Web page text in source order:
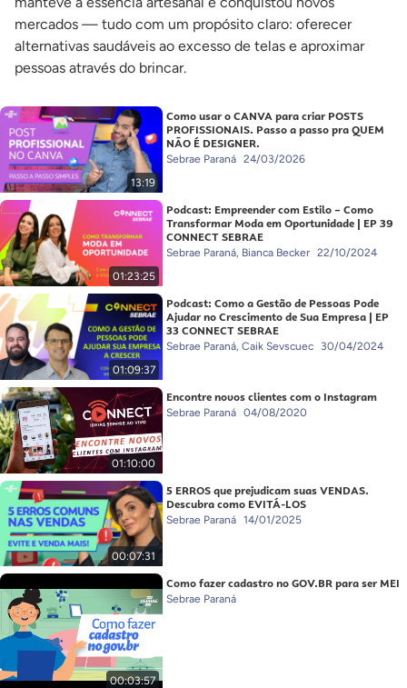
mercados — tudo com um propósito claro: oferecer
alternativas saudáveis ao excesso de telas e aproximar
pessoas através do brincar.
13:19
Como usar o CANVA para criar POSTS
PROFISSIONAIS. Passo a passo pra QUEM
NÃO É DESIGNER.
Sebrae Paraná 24/03/2026
01:23:25
Podcast: Empreender com Estilo – Como
Transformar Moda em Oportunidade | EP 39
CONNECT SEBRAE
Sebrae Paraná, Bianca Becker 22/10/2024
01:09:37
Podcast: Como a Gestão de Pessoas Pode
Ajudar no Crescimento de Sua Empresa | EP
33 CONNECT SEBRAE
Sebrae Paraná, Caik Sevscuec 30/04/2024
01:10:00
Encontre novos clientes com o Instagram
Sebrae Paraná 04/08/2020
00:07:31
5 ERROS que prejudicam suas VENDAS.
Descubra como EVITÁ-LOS
Sebrae Paraná 14/01/2025
00:03:57
Como fazer cadastro no GOV.BR para ser MEI
Sebrae Paraná